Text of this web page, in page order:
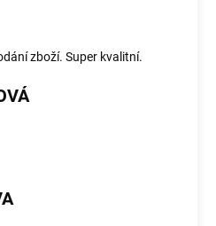
zboží. Super kvalitní.